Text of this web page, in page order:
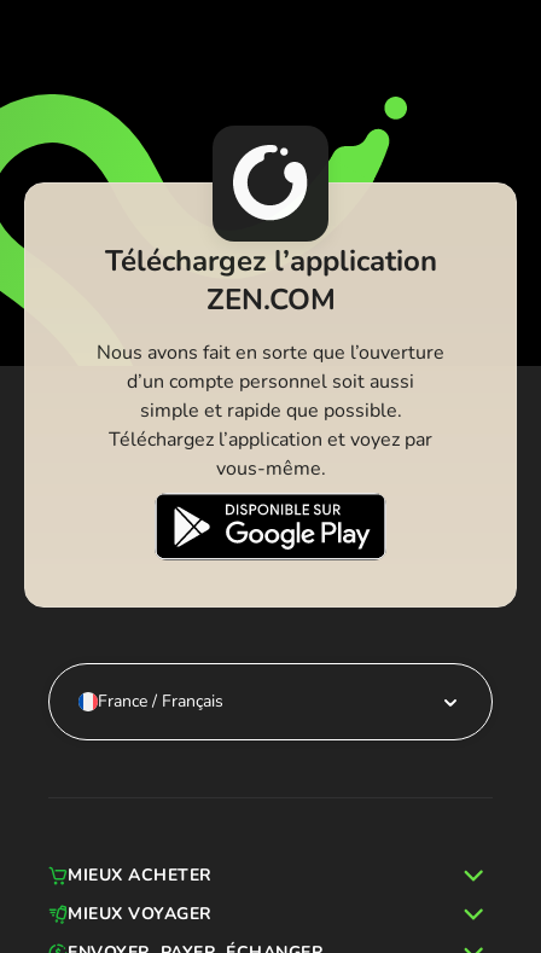
Téléchargez l’application
ZEN.COM
Nous avons fait en sorte que l’ouverture
d’un compte personnel soit aussi
simple et rapide que possible.
Téléchargez l’application et voyez par
vous-même.
France / Français
MIEUX ACHETER
MIEUX VOYAGER